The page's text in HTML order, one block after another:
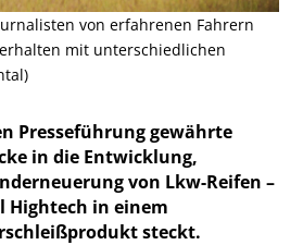
von erfahrenen Fahrern
mit unterschiedlichen
Presseführung gewährte
in die Entwicklung,
von Lkw-Reifen –
Hightech in einem
steckt.